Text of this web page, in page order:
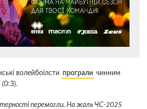
волейбоілсти програли чинним
(0:3).
перемогли. На жаль ЧС-2025